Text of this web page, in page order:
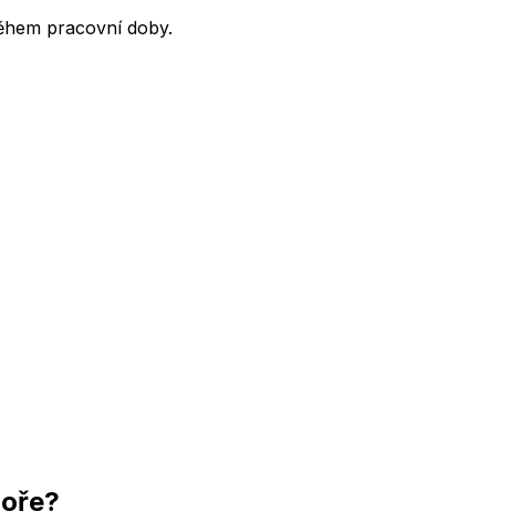
pracovní doby.
?